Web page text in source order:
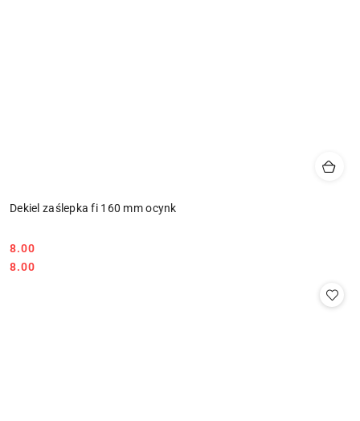
Dekiel zaślepka fi 160 mm ocynk
Cena:
8.00
Cena:
8.00